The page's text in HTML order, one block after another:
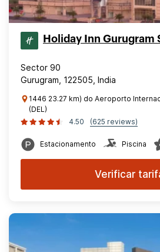
Holiday Inn Gurugram
Sector 90
Gurugram, 122505, India
1446 23.27 km) do Aeroporto
(DEL)
4.50
(625 reviews)
Estacionamento Piscina
Verificar